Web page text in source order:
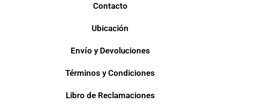
Contacto
Ubicación
Envío y Devoluciones
Términos y Condiciones
Libro de Reclamaciones